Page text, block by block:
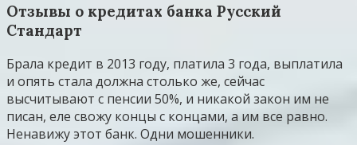
Отзывы о кредитах банка Русский
Стандарт
Брала кредит в 2013 году, платила 3 года, выплатила
и опять стала должна столько же, сейчас
высчитывают с пенсии 50%, и никакой закон им не
писан, еле свожу концы с концами, а им все равно.
Ненавижу этот банк. Одни мошенники.